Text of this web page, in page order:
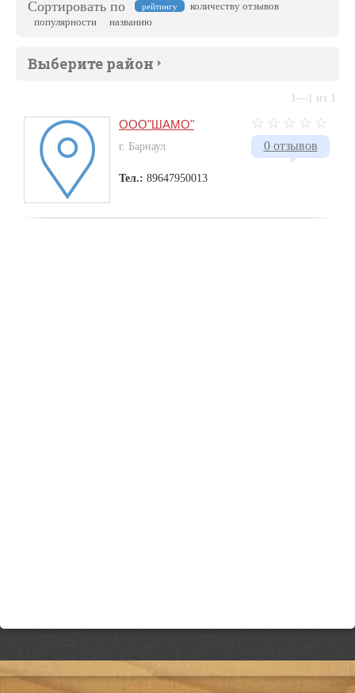
Сортировать по рейтингу
количеству отзывов
популярности
названию
Выберите район
1—1 из 1.
0 отзывов
ООО"ШАМО"
г. Барнаул
Тел.: 89647950013